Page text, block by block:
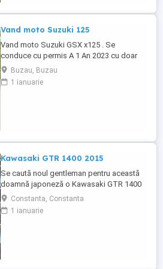
Vand moto Suzuki 125
Vand moto Suzuki GSX x125 . Se
conduce cu permis A 1 An 2023 cu doar
5000km Stare impecabila , fara cazaturi
ITP valabil pana in noiembrie 2027 Revizii
si schimb de ulei in service autorizat
Buzau, Buzau
1 ianuarie
Kawasaki GTR 1400 2015
Se caută noul gentleman pentru această
doamnă japoneză o Kawasaki GTR 1400
care încă întoarce priviri și iubește
kilometrii. A fost răsfățată, întreținută la
timp și tratată cu respect. O dau doar
Constanta, Constanta
1 ianuarie